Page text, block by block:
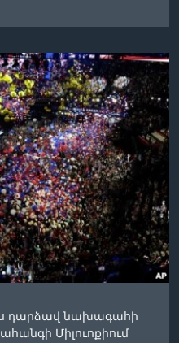
դարձավ նախագահի
Միլուոքիում